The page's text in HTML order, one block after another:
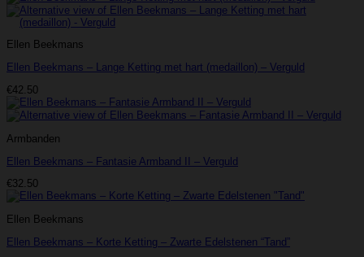
Ellen Beekmans
Ellen Beekmans – Lange Ketting met hart (medaillon) – Verguld
€42.50
Armbanden
Ellen Beekmans – Fantasie Armband II – Verguld
€32.50
Ellen Beekmans
Ellen Beekmans – Korte Ketting – Zwarte Edelstenen “Tand”